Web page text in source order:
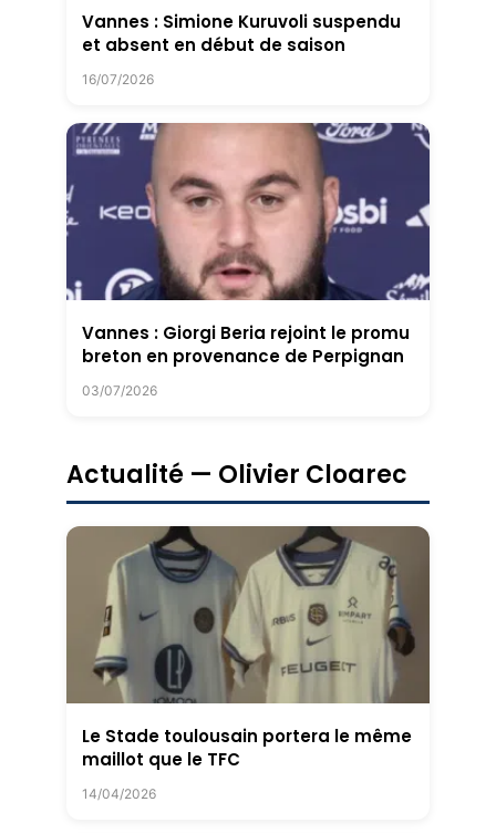
Vannes : Simione Kuruvoli suspendu
et absent en début de saison
16/07/2026
Vannes : Giorgi Beria rejoint le promu
breton en provenance de Perpignan
03/07/2026
Actualité — Olivier Cloarec
Le Stade toulousain portera le même
maillot que le TFC
14/04/2026